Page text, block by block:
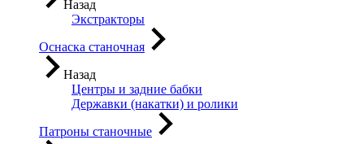
Назад
Экстракторы
Оснаска станочная
Назад
Центры и задние бабки
Державки (накатки) и ролики
Патроны станочные